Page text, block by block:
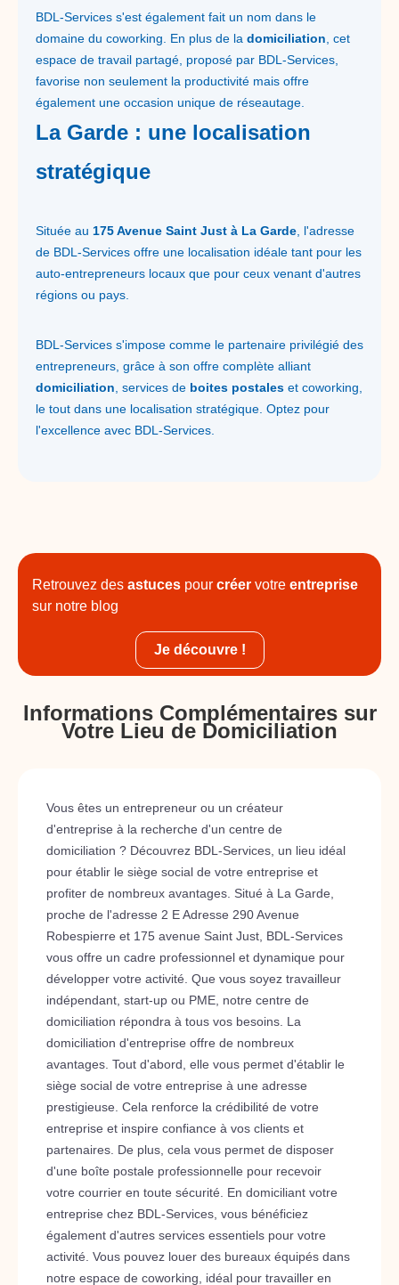
BDL-Services s'est également fait un nom dans le
domaine du coworking. En plus de la domiciliation , cet
espace de travail partagé, proposé par BDL-Services,
favorise non seulement la productivité mais offre
également une occasion unique de réseautage.
La Garde : une localisation
stratégique
Située au 175 Avenue Saint Just à La Garde , l'adresse
de BDL-Services offre une localisation idéale tant pour les
auto-entrepreneurs locaux que pour ceux venant d'autres
régions ou pays.
BDL-Services s'impose comme le partenaire privilégié des
entrepreneurs, grâce à son offre complète alliant
domiciliation , services de boites postales et coworking,
le tout dans une localisation stratégique. Optez pour
l'excellence avec BDL-Services.
Retrouvez des astuces pour créer votre entreprise
sur notre blog
Je découvre !
Informations Complémentaires sur
Votre Lieu de Domiciliation
Vous êtes un entrepreneur ou un créateur
d'entreprise à la recherche d'un centre de
domiciliation ? Découvrez BDL-Services, un lieu idéal
pour établir le siège social de votre entreprise et
profiter de nombreux avantages. Situé à La Garde,
proche de l'adresse 2 E Adresse 290 Avenue
Robespierre et 175 avenue Saint Just, BDL-Services
vous offre un cadre professionnel et dynamique pour
développer votre activité. Que vous soyez travailleur
indépendant, start-up ou PME, notre centre de
domiciliation répondra à tous vos besoins. La
domiciliation d'entreprise offre de nombreux
avantages. Tout d'abord, elle vous permet d'établir le
siège social de votre entreprise à une adresse
prestigieuse. Cela renforce la crédibilité de votre
entreprise et inspire confiance à vos clients et
partenaires. De plus, cela vous permet de disposer
d'une boîte postale professionnelle pour recevoir
votre courrier en toute sécurité. En domiciliant votre
entreprise chez BDL-Services, vous bénéficiez
également d'autres services essentiels pour votre
activité. Vous pouvez louer des bureaux équipés dans
notre espace de coworking, idéal pour travailler en